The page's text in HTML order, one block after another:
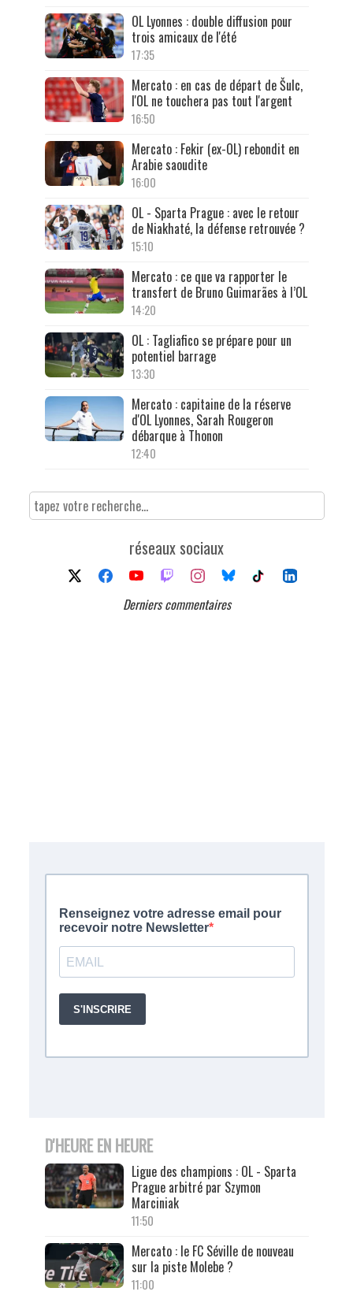
OL Lyonnes : double diffusion pour
trois amicaux de l'été
17:35
Mercato : en cas de départ de Šulc,
l'OL ne touchera pas tout l'argent
16:50
Mercato : Fekir (ex-OL) rebondit en
Arabie saoudite
16:00
OL - Sparta Prague : avec le retour
de Niakhaté, la défense retrouvée ?
15:10
Mercato : ce que va rapporter le
transfert de Bruno Guimarães à l’OL
14:20
OL : Tagliafico se prépare pour un
potentiel barrage
13:30
Mercato : capitaine de la réserve
d'OL Lyonnes, Sarah Rougeron
débarque à Thonon
12:40
réseaux sociaux
Derniers commentaires
D'HEURE EN HEURE
Ligue des champions : OL - Sparta
Prague arbitré par Szymon
Marciniak
11:50
Mercato : le FC Séville de nouveau
sur la piste Molebe ?
11:00